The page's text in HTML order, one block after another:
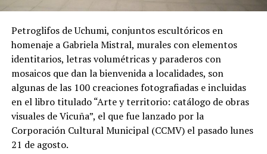
Petroglifos de Uchumi, conjuntos escultóricos en
homenaje a Gabriela Mistral, murales con elementos
identitarios, letras volumétricas y paraderos con
mosaicos que dan la bienvenida a localidades, son
algunas de las 100 creaciones fotografiadas e incluidas
en el libro titulado “Arte y territorio: catálogo de obras
visuales de Vicuña”, el que fue lanzado por la
Corporación Cultural Municipal (CCMV) el pasado lunes
21 de agosto.